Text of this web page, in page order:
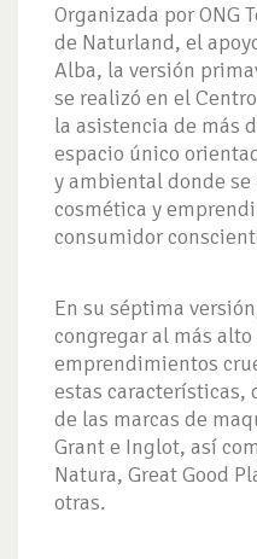
Organizada por ONG
de Naturland, el
Alba, la versión
se realizó en el
la asistencia de más
espacio único
y ambiental donde
cosmética y
consumidor
En su séptima
congregar al más
emprendimientos
estas características,
de las marcas de
Grant e Inglot, así
Natura, Great Good
otras.